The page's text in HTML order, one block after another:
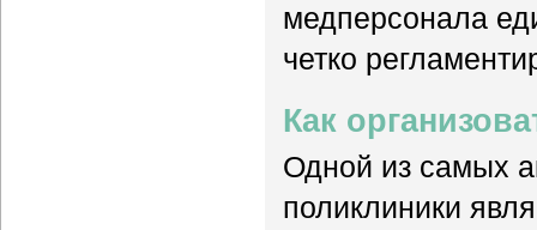
медперсонала
четко
Как
Одной из самых
поликлиники